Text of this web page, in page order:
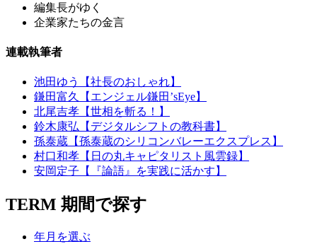
編集長がゆく
企業家たちの金言
連載執筆者
池田ゆう【社長のおしゃれ】
鎌田富久【エンジェル鎌田’sEye】
北尾吉孝【世相を斬る！】
鈴木康弘【デジタルシフトの教科書】
孫泰蔵【孫泰蔵のシリコンバレーエクスプレス】
村口和孝【日の丸キャピタリスト風雲録】
安岡定子【『論語』を実践に活かす】
TERM 期間で探す
年月を選ぶ